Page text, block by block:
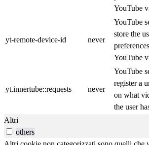
YouTube
yt-remote-device-id never
YouTube
store the
YouTube
yt.innertube::requests never
YouTube
register a
on what
the user
Altri
others